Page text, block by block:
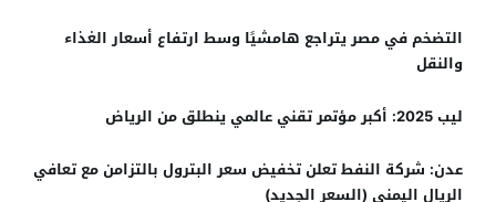
التضخم في مصر يتراجع هامشيًا وسط ارتفاع أسعار الغذاء
والنقل
ليب 2025: أكبر مؤتمر تقني عالمي ينطلق من الرياض
عدن: شركة النفط تعلن تخفيض سعر البترول بالتزامن مع تعافي
الريال اليمني (السعر الجديد)